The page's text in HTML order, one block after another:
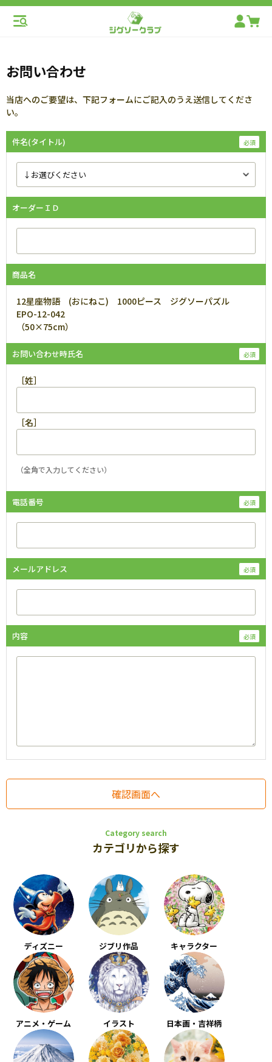
お問い合わせ
当店へのご要望は、下記フォームにご記入のうえ送信してくださ
い。
件名(タイトル)
オーダーＩＤ
商品名
12星座物語 (おにねこ) 1000ピース ジグソーパズル
EPO-12-042
（50×75cm）
お問い合わせ時氏名
［姓］
［名］
（全角で入力してください）
電話番号
メールアドレス
内容
Category search
カテゴリから探す
ディズニー ジブリ作品 キャラクター
アニメ・ゲーム イラスト 日本画・吉祥柄